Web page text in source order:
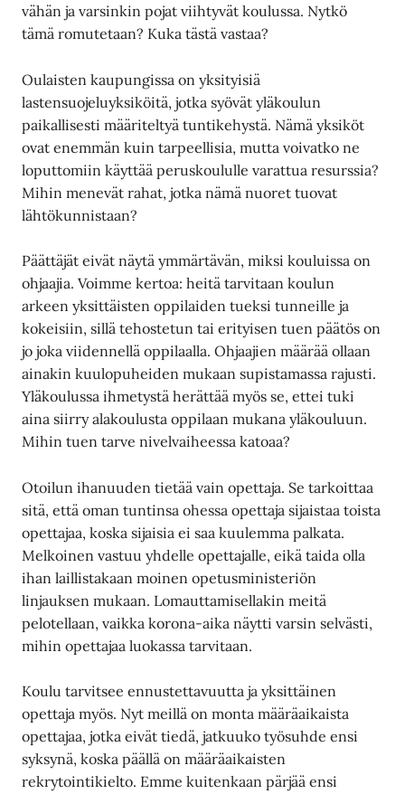
vähän ja varsinkin pojat viihtyvät koulussa. Nytkö
tämä romutetaan? Kuka tästä vastaa?
Oulaisten kaupungissa on yksityisiä
lastensuojeluyksiköitä, jotka syövät yläkoulun
paikallisesti määriteltyä tuntikehystä. Nämä yksiköt
ovat enemmän kuin tarpeellisia, mutta voivatko ne
loputtomiin käyttää peruskoululle varattua resurssia?
Mihin menevät rahat, jotka nämä nuoret tuovat
lähtökunnistaan?
Päättäjät eivät näytä ymmärtävän, miksi kouluissa on
ohjaajia. Voimme kertoa: heitä tarvitaan koulun
arkeen yksittäisten oppilaiden tueksi tunneille ja
kokeisiin, sillä tehostetun tai erityisen tuen päätös on
jo joka viidennellä oppilaalla. Ohjaajien määrää ollaan
ainakin kuulopuheiden mukaan supistamassa rajusti.
Yläkoulussa ihmetystä herättää myös se, ettei tuki
aina siirry alakoulusta oppilaan mukana yläkouluun.
Mihin tuen tarve nivelvaiheessa katoaa?
Otoilun ihanuuden tietää vain opettaja. Se tarkoittaa
sitä, että oman tuntinsa ohessa opettaja sijaistaa toista
opettajaa, koska sijaisia ei saa kuulemma palkata.
Melkoinen vastuu yhdelle opettajalle, eikä taida olla
ihan laillistakaan moinen opetusministeriön
linjauksen mukaan. Lomauttamisellakin meitä
pelotellaan, vaikka korona-aika näytti varsin selvästi,
mihin opettajaa luokassa tarvitaan.
Koulu tarvitsee ennustettavuutta ja yksittäinen
opettaja myös. Nyt meillä on monta määräaikaista
opettajaa, jotka eivät tiedä, jatkuuko työsuhde ensi
syksynä, koska päällä on määräaikaisten
rekrytointikielto. Emme kuitenkaan pärjää ensi